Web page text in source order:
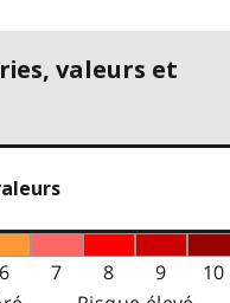
valeurs et
6 7 8 9
10